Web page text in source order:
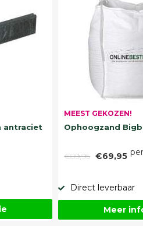
antraciet
MEEST GEKOZEN!
Ophoogzand
€89,95 €69,95
Direct leverbaar
Meer